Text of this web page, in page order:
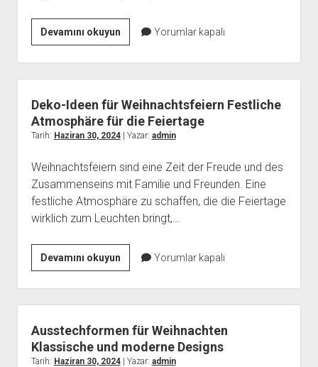
Devamını okuyunErkek
Terliklerinde
Dayanıklılık
Önemli
Mi
Yorumlar kapalı
Deko-Ideen für Weihnachtsfeiern Festliche
Atmosphäre für die Feiertage
Tarih: Haziran 30, 2024| Yazar: admin
Weihnachtsfeiern sind eine Zeit der Freude und des
Zusammenseins mit Familie und Freunden. Eine
festliche Atmosphäre zu schaffen, die die Feiertage
wirklich zum Leuchten bringt,…
Devamını okuyunDeko-
Ideen
für
Weihnachtsfeiern
Festliche
Atmosphäre
für
Yorumlar kapalı
Ausstechformen für Weihnachten
Klassische und moderne Designs
Tarih: Haziran 30, 2024| Yazar: admin